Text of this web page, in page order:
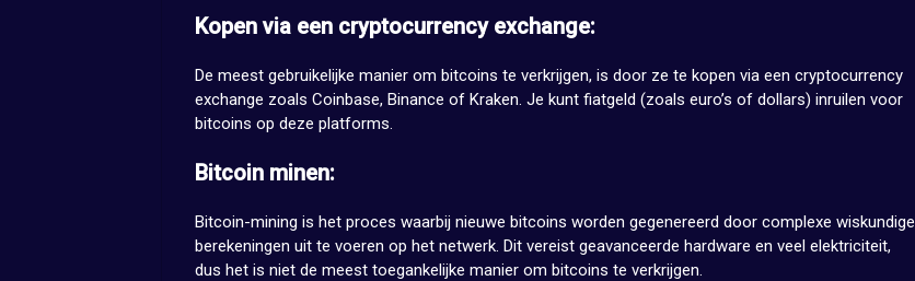
Kopen via een cryptocurrency exchange:
De meest gebruikelijke manier om bitcoins te verkrijgen, is door ze te kopen via een cryptocurrency
exchange zoals Coinbase, Binance of Kraken. Je kunt fiatgeld (zoals euro’s of dollars) inruilen voor
bitcoins op deze platforms.
Bitcoin minen:
Bitcoin-mining is het proces waarbij nieuwe bitcoins worden gegenereerd door complexe wiskundige
berekeningen uit te voeren op het netwerk. Dit vereist geavanceerde hardware en veel elektriciteit,
dus het is niet de meest toegankelijke manier om bitcoins te verkrijgen.